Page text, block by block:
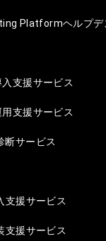
Platformヘルプデ
支援サービス
支援サービス
断サービス
援サービス
援サービス